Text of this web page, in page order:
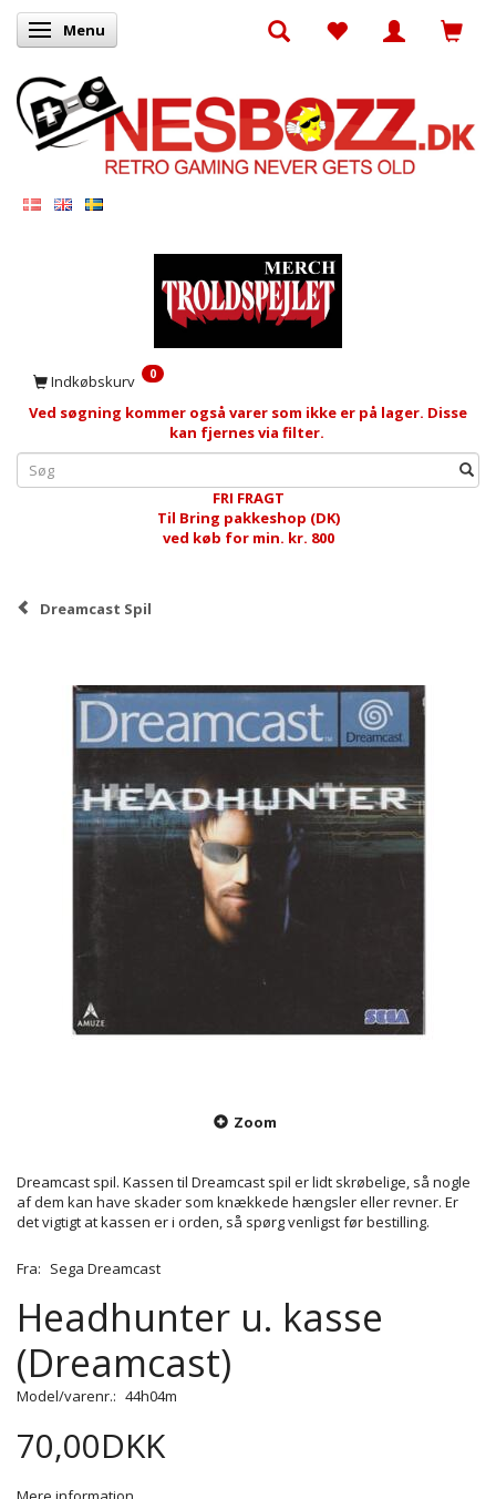
Skifte navigation
Menu
Indkøbskurv 0
Ved søgning kommer også varer som ikke er på lager. Disse
kan fjernes via filter.
FRI FRAGT
Til Bring pakkeshop (DK)
ved køb for min. kr. 800
Dreamcast Spil
Zoom
Dreamcast spil. Kassen til Dreamcast spil er lidt skrøbelige, så nogle
af dem kan have skader som knækkede hængsler eller revner. Er
det vigtigt at kassen er i orden, så spørg venligst før bestilling.
Fra: Sega Dreamcast
Headhunter u. kasse
(Dreamcast)
Model/varenr.: 44h04m
70,00DKK